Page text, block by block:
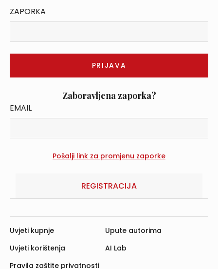
ZAPORKA
Zaboravljena zaporka?
EMAIL
REGISTRACIJA
Uvjeti kupnje
Uvjeti korištenja
Pravila zaštite privatnosti
Upute autorima
AI Lab